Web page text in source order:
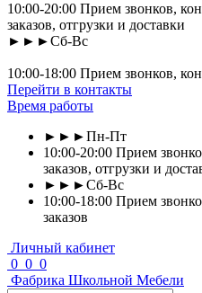
10:00-20:00 Прием звонков,
заказов, отгрузки и доставки
►►►Сб-Вс
10:00-18:00 Прием звонков,
Перейти в контакты
Время работы
►►►Пн-Пт
10:00-20:00 Прием
заказов, отгрузки и
►►►Сб-Вс
10:00-18:00 Прием
заказов
Личный кабинет
0 0 0
Фабрика Школьной Мебели